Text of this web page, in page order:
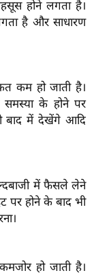
होने लगता है।
है और साधारण
कम हो जाती है।
के होने पर
बाद में देखेंगे आदि
में फैसले लेने
पर होने के बाद भी
हो जाती है।